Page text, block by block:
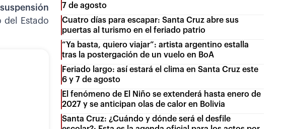
Estado
7 de agosto
Cuatro días para escapar: Santa Cruz abre sus
puertas al turismo en el feriado patrio
“Ya basta, quiero viajar”: artista argentino estalla
tras la postergación de un vuelo en BoA
Feriado largo: así estará el clima en Santa Cruz este
6 y 7 de agosto
El fenómeno de El Niño se extenderá hasta enero de
2027 y se anticipan olas de calor en Bolivia
Santa Cruz: ¿Cuándo y dónde será el desfile